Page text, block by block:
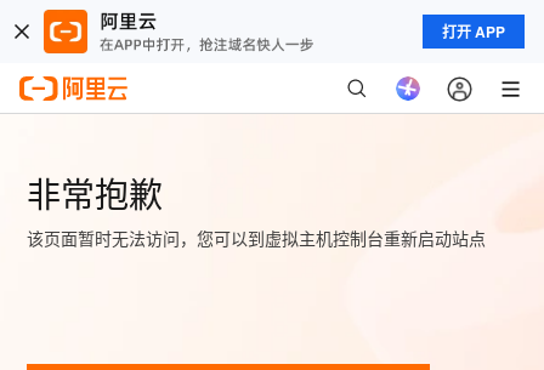
打开 APP
非常抱歉
该页面暂时无法访问，您可以到虚拟主机控制台重新启动站点